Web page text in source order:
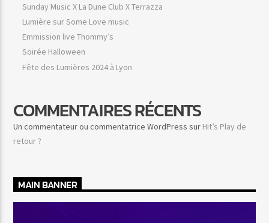
Sunday Music X La Dune Club X Terrazza
Lumière sur Some Love music
Emmission live Thommy’s
Soirée Halloween
Fête des Lumières 2024 à Lyon
COMMENTAIRES RÉCENTS
Un commentateur ou commentatrice WordPress sur Hit’s Play de
retour ?
MAIN BANNER